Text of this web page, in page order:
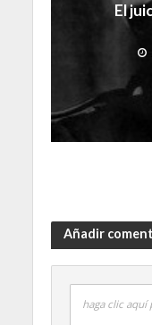
El
Añadir
haga clic